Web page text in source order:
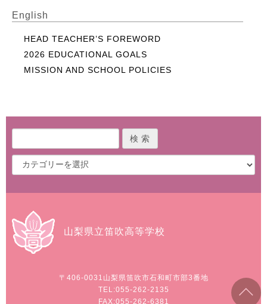
English
HEAD TEACHER’S FOREWORD
2026 EDUCATIONAL GOALS
MISSION AND SCHOOL POLICIES
山梨県立笛吹高等学校
〒406-0031 山梨県笛吹市石和町市部3番地
TEL:055-262-2135
FAX:055-262-6381